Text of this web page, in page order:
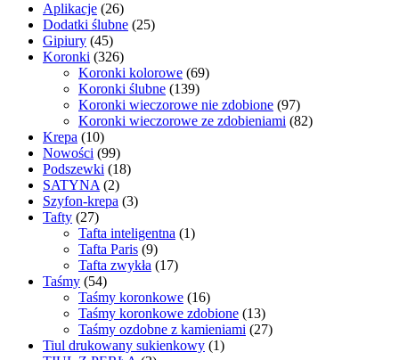
Aplikacje (26)
Dodatki ślubne (25)
Gipiury (45)
Koronki (326)
Koronki kolorowe (69)
Koronki ślubne (139)
Koronki wieczorowe nie zdobione (97)
Koronki wieczorowe ze zdobieniami (82)
Krepa (10)
Nowości (99)
Podszewki (18)
SATYNA (2)
Szyfon-krepa (3)
Tafty (27)
Tafta inteligentna (1)
Tafta Paris (9)
Tafta zwykła (17)
Taśmy (54)
Taśmy koronkowe (16)
Taśmy koronkowe zdobione (13)
Taśmy ozdobne z kamieniami (27)
Tiul drukowany sukienkowy (1)